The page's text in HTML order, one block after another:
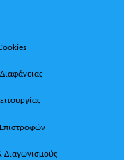
Διαγωνισμούς